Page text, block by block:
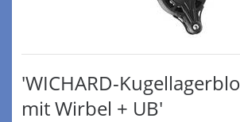
'WICHARD-
mit Wirbel + UB'